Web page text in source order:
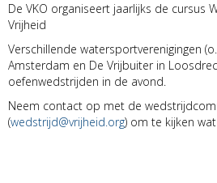
De VKO organiseert jaarlijks de cursus
Vrijheid
Verschillende watersportverenigingen
Amsterdam en De Vrijbuiter in
oefenwedstrijden in de avond.
Neem contact op met de
(djirtsdew@vrijheid.org) om te kijken